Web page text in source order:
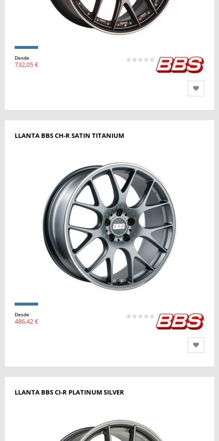
Desde
732,05 €
LLANTA BBS CH-R SATIN TITANIUM
Desde
486,42 €
LLANTA BBS CI-R PLATINUM SILVER